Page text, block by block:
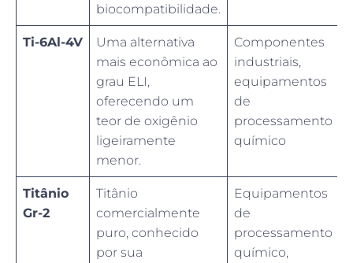
biocompatibilidade.
Ti-6Al-4V
Uma alternativa
mais econômica ao
grau ELI,
oferecendo um
teor de oxigênio
ligeiramente
menor.
Componentes
industriais,
equipamentos
de
processamento
químico
Titânio
Gr-2
Titânio
comercialmente
puro, conhecido
por sua
Equipamentos
de
processamento
químico,